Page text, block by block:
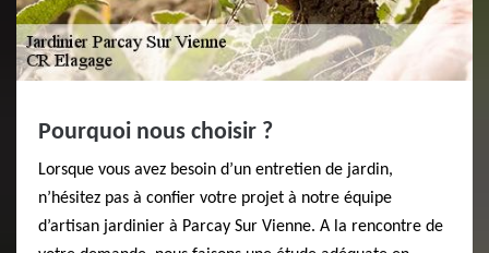
Pourquoi nous choisir ?
Lorsque vous avez besoin d’un entretien de jardin,
n’hésitez pas à confier votre projet à notre équipe
d’artisan jardinier à Parcay Sur Vienne. A la rencontre de